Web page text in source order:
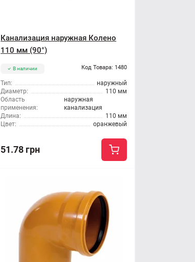
Канализация наружная Колено
110 мм (90°)
В наличии Код Товара: 1480
Тип:
наружный
Диаметр:
110 мм
Область
применения:
наружная
канализация
Длина:
110 мм
Цвет:
оранжевый
51.78 грн